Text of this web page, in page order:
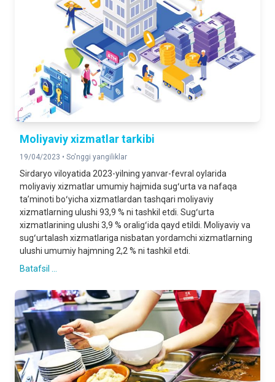
Moliyaviy xizmatlar tarkibi
19/04/2023 • So'nggi yangiliklar
Sirdaryo viloyatida 2023-yilning yanvar-fevral oylarida
moliyaviy xizmatlar umumiy hajmida sugʻurta va nafaqa
taʼminoti boʻyicha xizmatlardan tashqari moliyaviy
xizmatlarning ulushi 93,9 % ni tashkil etdi. Sugʻurta
xizmatlarining ulushi 3,9 % oraligʻida qayd etildi. Moliyaviy va
sugʻurtalash xizmatlariga nisbatan yordamchi xizmatlarning
ulushi umumiy hajmning 2,2 % ni tashkil etdi.
Batafsil ...